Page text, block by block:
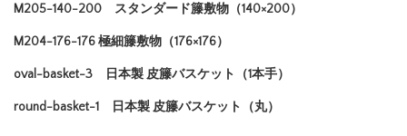
M205-140-200 スタンダード籐敷物（140×200）
M204-176-176 極細籐敷物（176×176）
oval-basket-3 日本製 皮籐バスケット（1本手）
round-basket-1 日本製 皮籐バスケット（丸）